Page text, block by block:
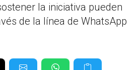
la iniciativa pueden
de la línea de WhatsApp